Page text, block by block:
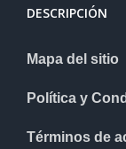
DESCRIPCIÓN
Mapa del sitio
Política y
Términos de